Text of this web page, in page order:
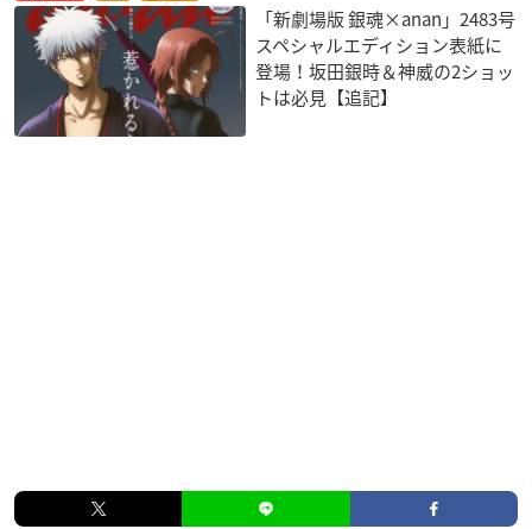
「新劇場版 銀魂×anan」2483号
スペシャルエディション表紙に
登場！坂田銀時＆神威の2ショッ
トは必見【追記】